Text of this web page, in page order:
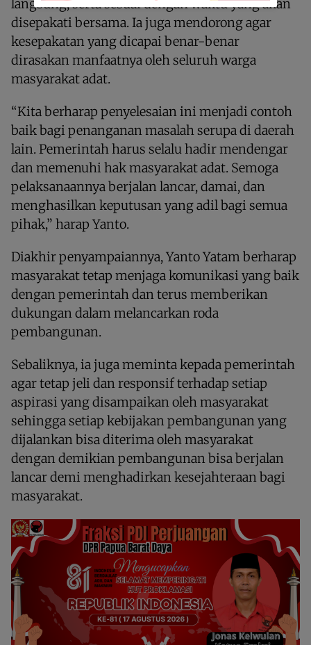
langsung, serta sesuai dengan waktu yang akan
disepakati bersama. Ia juga mendorong agar
kesepakatan yang dicapai benar-benar
dirasakan manfaatnya oleh seluruh warga
masyarakat adat.
“Kita berharap penyelesaian ini menjadi contoh
baik bagi penanganan masalah serupa di daerah
lain. Pemerintah harus selalu hadir mendengar
dan memenuhi hak masyarakat adat. Semoga
pelaksanaannya berjalan lancar, damai, dan
menghasilkan keputusan yang adil bagi semua
pihak,” harap Yanto.
Diakhir penyampaiannya, Yanto Yatam berharap
masyarakat tetap menjaga komunikasi yang baik
dengan pemerintah dan terus memberikan
dukungan dalam melancarkan roda
pembangunan.
Sebaliknya, ia juga meminta kepada pemerintah
agar tetap jeli dan responsif terhadap setiap
aspirasi yang disampaikan oleh masyarakat
sehingga setiap kebijakan pembangunan yang
dijalankan bisa diterima oleh masyarakat
dengan demikian pembangunan bisa berjalan
lancar demi menghadirkan kesejahteraan bagi
masyarakat.